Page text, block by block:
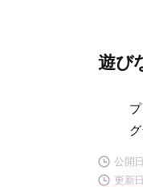
遊び
公開
更新